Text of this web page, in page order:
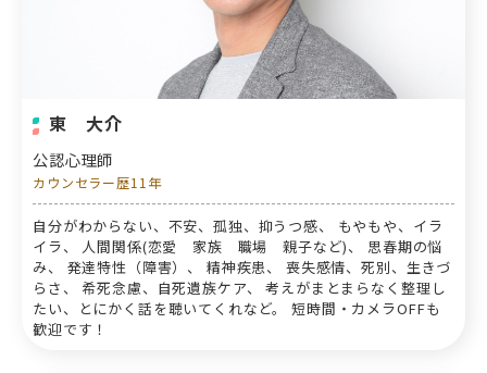
東 大介
公認心理師
カウンセラー歴11年
自分がわからない、不安、孤独、抑うつ感、 もやもや、イラ
イラ、 人間関係(恋愛 家族 職場 親子など)、 思春期の悩
み、 発達特性（障害）、 精神疾患、 喪失感情、死別、生きづ
らさ、 希死念慮、自死遺族ケア、 考えがまとまらなく整理し
たい、とにかく話を聴いてくれなど。 短時間・カメラOFFも
歓迎です！